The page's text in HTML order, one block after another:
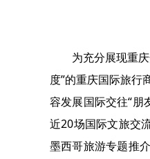
为充分展现重
度”的重庆国际旅行
容发展国际交往“朋
近20场国际文旅交
墨西哥旅游专题推